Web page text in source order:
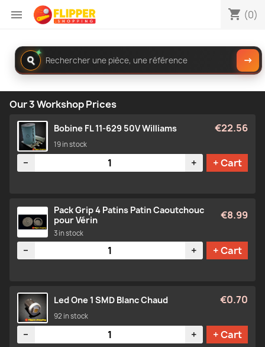
 shopping_cart (0)
✦
Rechercher
dans
le
→
Our 3 Workshop Prices
Bobine FL 11-629 50V Williams €22.56
19 in stock
− + + Cart
Pack Grip 4 Patins Patin Caoutchouc
pour Vérin
€8.99
3 in stock
Quantity
− + + Cart
Led One 1 SMD Blanc Chaud €0.70
92 in stock
− + + Cart